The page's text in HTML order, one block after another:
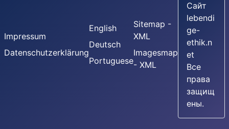
Impressum
Datenschutzerklärung
English
Deutsch
Portuguese
Sitemap -
XML
Imagesmap
- XML
Сайт
lebendi
ge-
ethik.n
et
Все
права
защищ
ены.